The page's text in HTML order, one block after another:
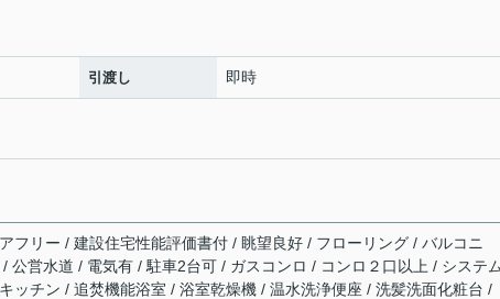
引渡し 即時
フリー / 建設住宅性能評価書付 / 眺望良好 / フローリング / バルコニ
公営水道 / 電気有 / 駐車2台可 / ガスコンロ / コンロ２口以上 / システ
ッチン / 追焚機能浴室 / 浴室乾燥機 / 温水洗浄便座 / 洗髪洗面化粧台 /